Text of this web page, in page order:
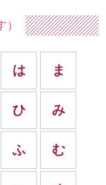
は
ひ
ふ
ま
み
む